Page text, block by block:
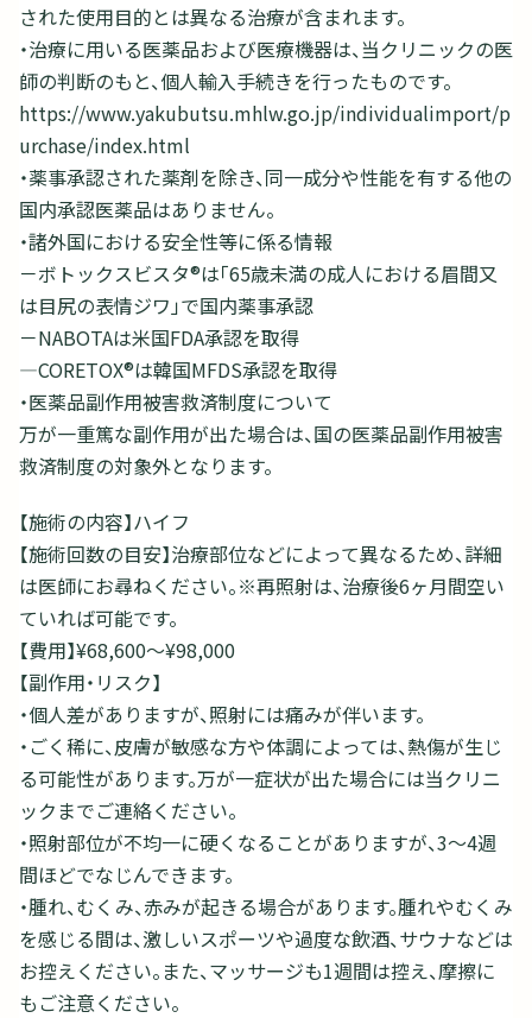
された使用目的とは異なる治療が含まれます。
・治療に用いる医薬品および医療機器は、当クリニックの医
師の判断のもと、個人輸入手続きを行ったものです。
https://www.yakubutsu.mhlw.go.jp/individualimport/p
urchase/index.html
・薬事承認された薬剤を除き、同一成分や性能を有する他の
国内承認医薬品はありません。
・諸外国における安全性等に係る情報
－ボトックスビスタ®は「65歳未満の成人における眉間又
は目尻の表情ジワ」で国内薬事承認
－NABOTAは米国FDA承認を取得
―CORETOX®は韓国MFDS承認を取得
・医薬品副作用被害救済制度について
万が一重篤な副作用が出た場合は、国の医薬品副作用被害
救済制度の対象外となります。
【施術の内容】ハイフ
【施術回数の目安】治療部位などによって異なるため、詳細
は医師にお尋ねください。※再照射は、治療後6ヶ月間空い
ていれば可能です。
【費用】¥68,600〜¥98,000
【副作用・リスク】
・個人差がありますが、照射には痛みが伴います。
・ごく稀に、皮膚が敏感な方や体調によっては、熱傷が生じ
る可能性があります。万が一症状が出た場合には当クリニ
ックまでご連絡ください。
・照射部位が不均一に硬くなることがありますが、3～4週
間ほどでなじんできます。
・腫れ、むくみ、赤みが起きる場合があります。腫れやむくみ
を感じる間は、激しいスポーツや過度な飲酒、サウナなどは
お控えください。また、マッサージも1週間は控え、摩擦に
もご注意ください。